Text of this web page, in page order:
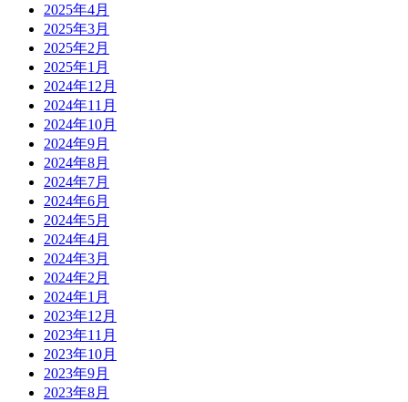
2025年4月
2025年3月
2025年2月
2025年1月
2024年12月
2024年11月
2024年10月
2024年9月
2024年8月
2024年7月
2024年6月
2024年5月
2024年4月
2024年3月
2024年2月
2024年1月
2023年12月
2023年11月
2023年10月
2023年9月
2023年8月